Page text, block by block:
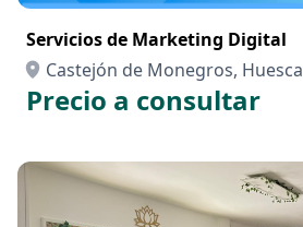
Servicios de Marketing Digital
Castejón de Monegros, Huesca
Precio a consultar